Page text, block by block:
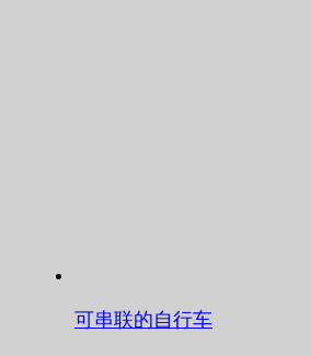
可串联的自行车